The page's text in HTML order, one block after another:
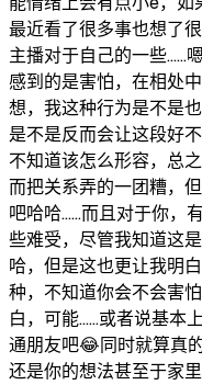
最近看了很多事也想了
主播对于自己的一些……
感到的是害怕，在相处
想，我这种行为是不是
是不是反而会让这段好
不知道该怎么形容，总
而把关系弄的一团糟，
吧哈哈……而且对于你，
些难受，尽管我知道这
哈，但是这也更让我明
种，不知道你会不会害
白，可能……或者说基本
通朋友吧😂同时就算真
还是你的想法甚至于家